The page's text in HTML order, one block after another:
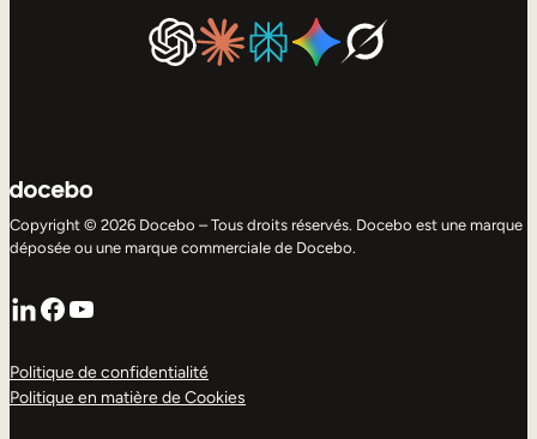
Copyright © 2026 Docebo – Tous droits réservés. Docebo est une marque
déposée ou une marque commerciale de Docebo.
LinkedIn
Facebook
YouTube
Politique de confidentialité
Politique en matière de Cookies